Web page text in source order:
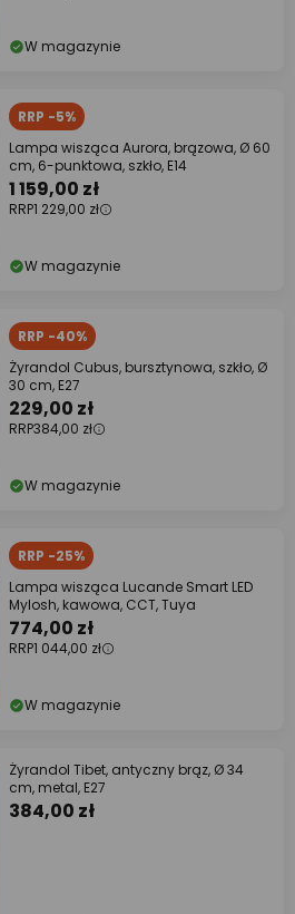
W magazynie
RRP -5%
Lampa wisząca Aurora, brązowa, Ø 60
cm, 6-punktowa, szkło, E14
1 159,00 zł
RRP1 229,00 zł
W magazynie
RRP -40%
Żyrandol Cubus, bursztynowa, szkło, Ø
30 cm, E27
229,00 zł
RRP384,00 zł
W magazynie
RRP -25%
Lampa wisząca Lucande Smart LED
Mylosh, kawowa, CCT, Tuya
774,00 zł
RRP1 044,00 zł
W magazynie
Żyrandol Tibet, antyczny brąz, Ø 34
cm, metal, E27
384,00 zł